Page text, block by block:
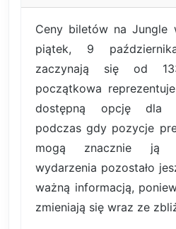
Ceny biletów na Jungle
piątek, 9
zaczynają się od
początkowa
dostępną opcję dla
podczas gdy pozycje
mogą znacznie ją
wydarzenia pozostało
ważną informacją,
zmieniają się wraz ze